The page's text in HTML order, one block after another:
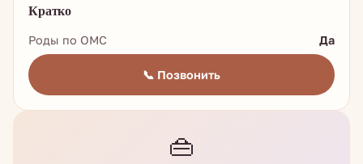
Кратко
Роды по ОМС Да
📞 Позвонить
👜